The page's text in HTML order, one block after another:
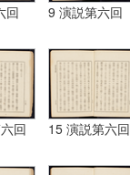
回 9 演説第六回
回 15 演説第六回